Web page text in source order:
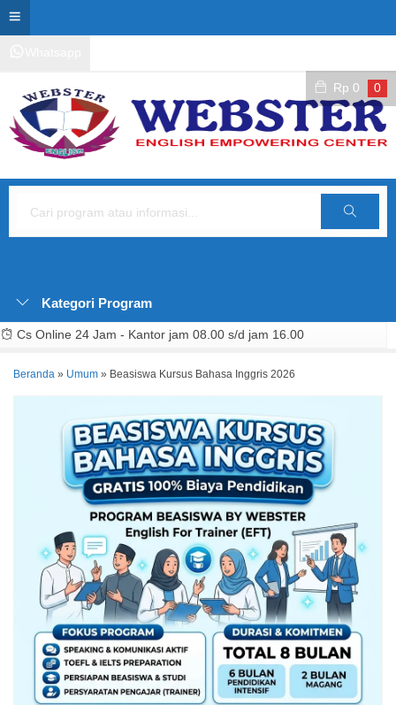
Rp 0 0
Cari
Kategori Program
Cs Online 24 Jam - Kantor jam 08.00 s/d jam 16.00
Beranda » Umum » Beasiswa Kursus Bahasa Inggris 2026